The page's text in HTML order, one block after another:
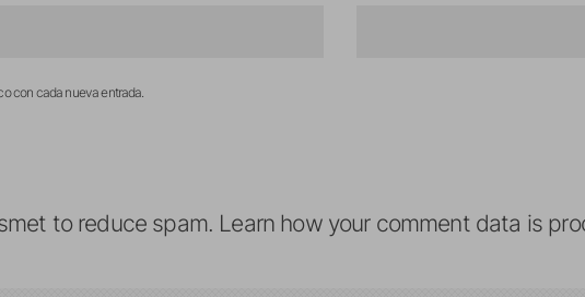
con cada nueva entrada.
to reduce spam. Learn how your comment data is